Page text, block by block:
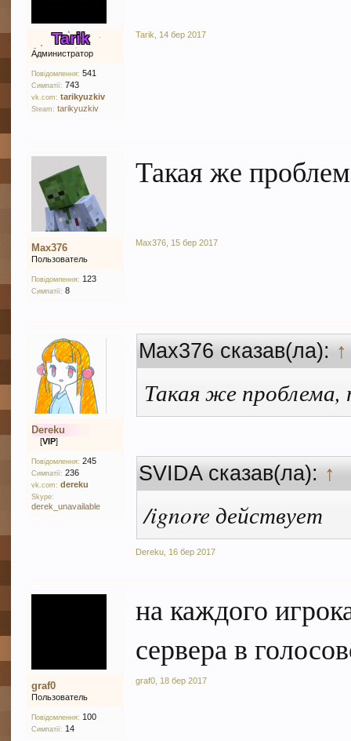
Tarik
Администратор
Повідомлення: 541
Симпатії: 743
vk.com: tarikyuzkiv
Steam: tarikyuzkiv
Tarik 14 бер 2017
Max376
Пользователь
Повідомлення: 123
Симпатії: 8
Такая же
Max376 15 бер 2017
Dereku
[VIP]
Повідомлення: 245
Симпатії: 236
vk.com: dereku
Skype:
derek_unavailable
Max376 сказав(ла):↑
Такая же проблема,
SVIDA сказав(ла):↑
/ignore действует
Dereku 16 бер 2017
graf0
Пользователь
Повідомлення: 100
Симпатії: 14
на каждого
сервера в
graf0 18 бер 2017